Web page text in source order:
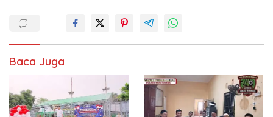
Baca Juga